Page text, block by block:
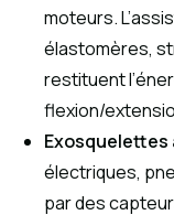
moteurs.
élastomères,
restituent
flexion/
électriques,
par des